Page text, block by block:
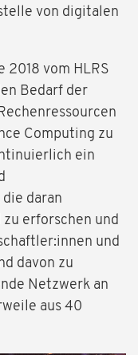
von digitalen
2018 vom HLRS
Bedarf der
Computing zu
ein
daran
erforschen und
und
davon zu
Netzwerk an
aus 40